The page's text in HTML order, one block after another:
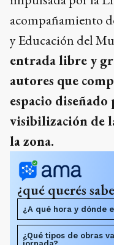
acompañamiento
y Educación del
entrada libre y
autores que
espacio
visibilización de
la zona.
¿qué querés
¿A qué hora y dónde
¿Qué tipos de obras